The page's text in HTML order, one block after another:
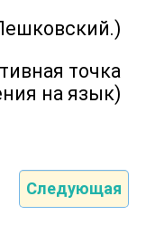
точка
на язык)
Следующая